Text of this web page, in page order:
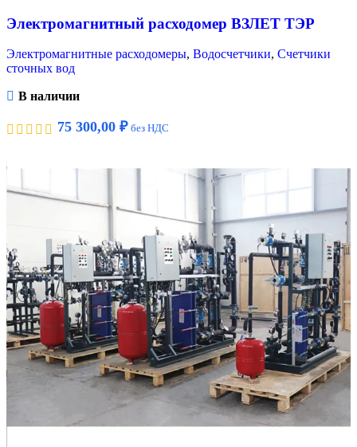
Электромагнитный расходомер ВЗЛЕТ ТЭР
Электромагнитные расходомеры, Водосчетчики, Счетчики
сточных вод
В наличии
75 300,00 ₽ без НДС